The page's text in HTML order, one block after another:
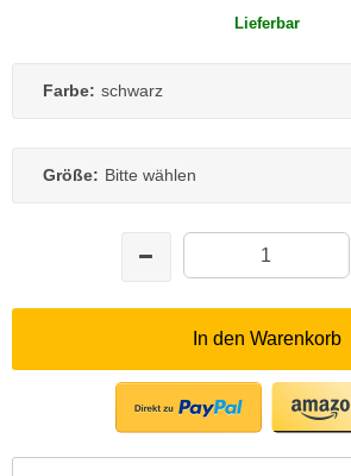
Lieferbar
Farbe: schwarz
Größe: Bitte wählen
In den Warenkorb